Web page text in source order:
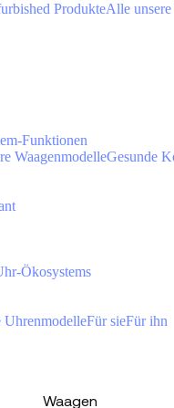
Waagen
ProdukteAlle
Funktionen
WaagenmodelleGesunde
Ökosystems
UhrenmodelleFür sieFür ihn